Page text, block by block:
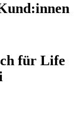
für Life